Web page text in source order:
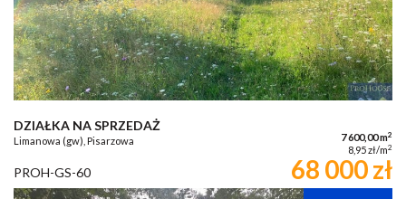
DZIAŁKA NA SPRZEDAŻ
Limanowa (gw), Pisarzowa 7 600,00 m2
8,95 zł/m2
PROH-GS-60 68 000 zł